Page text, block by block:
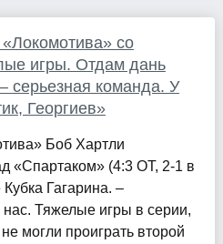
со
игры. Отдам дань
серьезная команда. У
Георгиев»
Боб Хартли
«Спартаком» (4:3 ОТ, 2-1 в
Гагарина. –
Тяжелые игры в серии,
могли проиграть второй